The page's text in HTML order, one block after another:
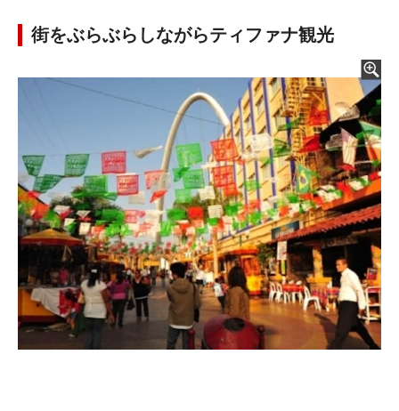
街をぶらぶらしながらティファナ観光